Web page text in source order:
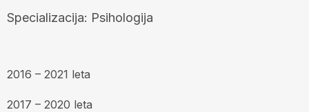
Specializacija: Psihologija
2016 – 2021 leta
2017 – 2020 leta